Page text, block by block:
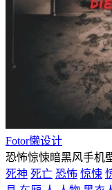
Fotor懒设计
恐怖惊悚暗黑风手机
死神 死亡 恐怖 惊悚